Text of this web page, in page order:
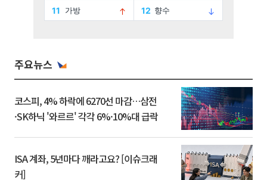
주요뉴스
코스피, 4% 하락에 6270선 마감…삼전
·SK하닉 '와르르' 각각 6%·10%대 급락
ISA 계좌, 5년마다 깨라고요? [이슈크래
커]